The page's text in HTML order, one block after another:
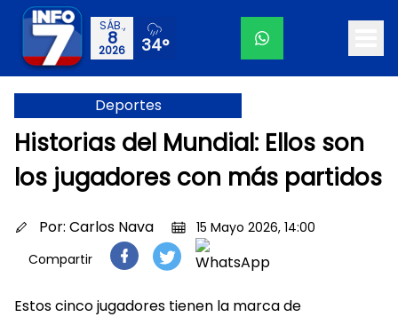
SÁB.,
8
2026 34°
Deportes
Historias del Mundial: Ellos son
los jugadores con más partidos
Por: Carlos Nava
15 Mayo 2026, 14:00
Compartir
Estos cinco jugadores tienen la marca de